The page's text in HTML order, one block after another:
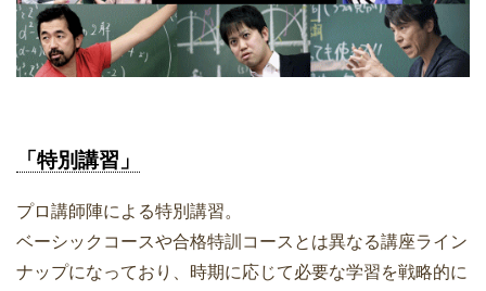
「特別講習」
プロ講師陣による特別講習。
ベーシックコースや合格特訓コースとは異なる講座ライン
ナップになっており、時期に応じて必要な学習を戦略的に